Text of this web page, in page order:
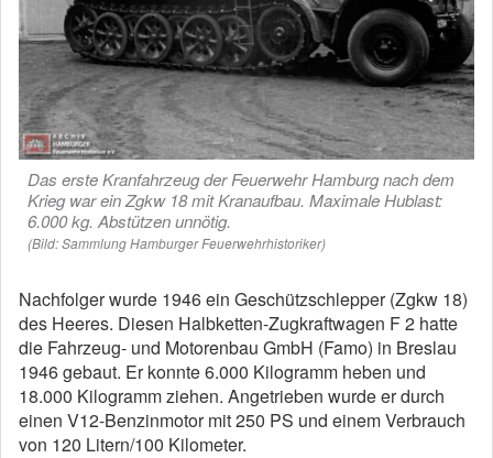
Das erste Kranfahrzeug der Feuerwehr Hamburg nach dem
Krieg war ein Zgkw 18 mit Kranaufbau. Maximale Hublast:
6.000 kg. Abstützen unnötig.
(Bild: Sammlung Hamburger Feuerwehrhistoriker)
Nachfolger wurde 1946 ein Geschützschlepper (Zgkw 18)
des Heeres. Diesen Halbketten-Zugkraftwagen F 2 hatte
die Fahrzeug- und Motorenbau GmbH (Famo) in Breslau
1946 gebaut. Er konnte 6.000 Kilogramm heben und
18.000 Kilogramm ziehen. Angetrieben wurde er durch
einen V12-Benzinmotor mit 250 PS und einem Verbrauch
von 120 Litern/100 Kilometer.